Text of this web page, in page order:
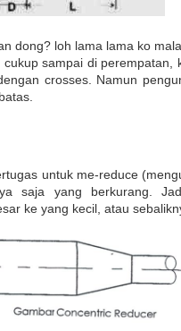
dong? loh lama lama ko
sampai di perempatan,
crosses. Namun
untuk me-reduce
saja yang berkurang.
ke yang kecil, atau